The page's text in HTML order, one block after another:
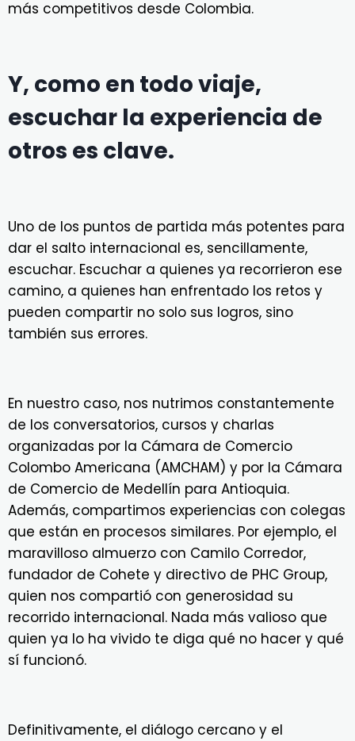
más competitivos desde Colombia.
Y, como en todo viaje,
escuchar la experiencia de
otros es clave.
Uno de los puntos de partida más potentes para
dar el salto internacional es, sencillamente,
escuchar. Escuchar a quienes ya recorrieron ese
camino, a quienes han enfrentado los retos y
pueden compartir no solo sus logros, sino
también sus errores.
En nuestro caso, nos nutrimos constantemente
de los conversatorios, cursos y charlas
organizadas por la Cámara de Comercio
Colombo Americana (AMCHAM) y por la Cámara
de Comercio de Medellín para Antioquia.
Además, compartimos experiencias con colegas
que están en procesos similares. Por ejemplo, el
maravilloso almuerzo con Camilo Corredor,
fundador de Cohete y directivo de PHC Group,
quien nos compartió con generosidad su
recorrido internacional. Nada más valioso que
quien ya lo ha vivido te diga qué no hacer y qué
sí funcionó.
Definitivamente, el diálogo cercano y el